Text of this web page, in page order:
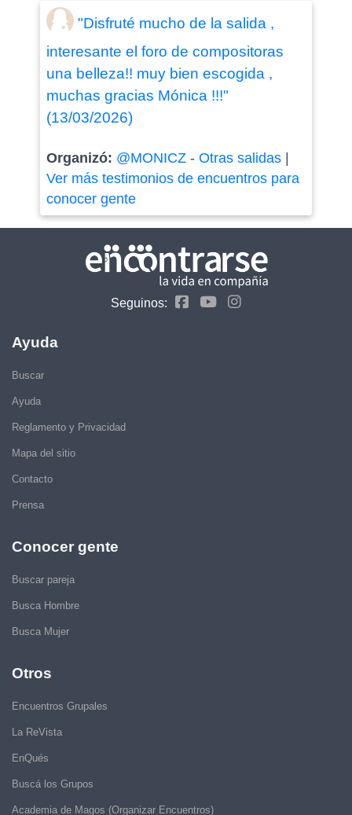
"Disfruté mucho de la salida ,
interesante el foro de compositoras
una belleza!! muy bien escogida ,
muchas gracias Mónica !!!"
(13/03/2026)
Organizó: @MONICZ- Otras salidas|
Ver más testimonios de encuentros para
conocer gente
Seguinos:
Ayuda
Buscar
Ayuda
Reglamento y Privacidad
Mapa del sitio
Contacto
Prensa
Conocer gente
Buscar pareja
Busca Hombre
Busca Mujer
Otros
Encuentros Grupales
La ReVista
EnQués
Buscá los Grupos
Academia de Magos (Organizar Encuentros)